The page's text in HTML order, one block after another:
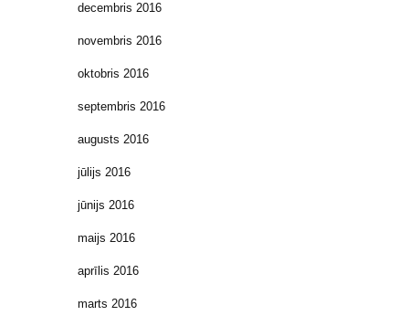
decembris 2016
novembris 2016
oktobris 2016
septembris 2016
augusts 2016
jūlijs 2016
jūnijs 2016
maijs 2016
aprīlis 2016
marts 2016